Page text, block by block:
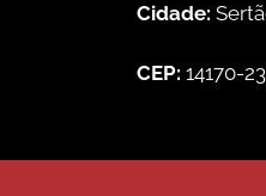
Cidade:
CEP: 14170-